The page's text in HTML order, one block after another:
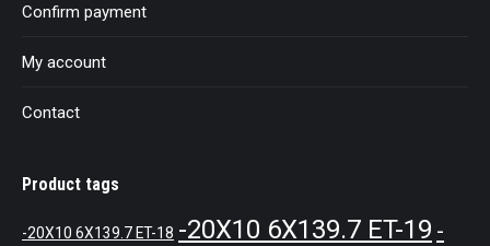
Confirm payment
My account
Contact
Product tags
-20X10 6X139.7 ET-18 -20X10 6X139.7 ET-19 -